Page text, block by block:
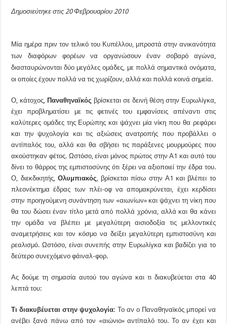
Δημοσιεύτηκε στις 20 Φεβρουαρίου 2010
Μία ημέρα πριν τον τελικό του Κυπέλλου, μπροστά στην ανικανότητα
των διαφόρων φορέων να οργανώσουν έναν σοβαρό αγώνα,
διασταυρώνονται δύο μεγάλες ομάδες, με πολλά σημαντικά ονόματα,
οι οποίες έχουν πολλά να τις χωρίζουν, αλλά και πολλά κοινά σημεία.
Ο, κάτοχος, Παναθηναϊκός βρίσκεται σε δεινή θέση στην Ευρωλίγκα,
έχει προβληματίσει με τις φετινές του εμφανίσεις απέναντι στις
καλύτερες ομάδες της Ευρώπης και ψάχνει μία νίκη που θα ρεφάρει
και την ψυχολογία και τις αξιώσεις ανατροπής που προβάλλει ο
αντίπαλός του, αλλά και θα σβήσει τις παράξενες μουρμούρες που
ακούστηκαν φέτος. Ωστόσο, είναι μόνος πρώτος στην Α1 και αυτό του
δίνει το θάρρος της εμπιστοσύνης ότι ξέρει να αξιοποιεί την έδρα του.
Ο, διεκδικητής, Ολυμπιακός, βρίσκεται πίσω στην Α1 και βλέπει το
πλεονέκτημα έδρας των πλέι-οφ να απομακρύνεται, έχει κερδίσει
στην προηγούμενη συνάντηση των «αιωνίων» και ψάχνει τη νίκη που
θα του δώσει έναν τίτλο μετά από πολλά χρόνια, αλλά και θα κάνει
την ομάδα να βλέπει με μεγαλύτερη αισιοδοξία τις μελλοντικές
αναμετρήσεις και τον κόσμο να δείξει μεγαλύτερη εμπιστοσύνη και
ρεαλισμό. Ωστόσο, είναι συνεπής στην Ευρωλίγκα και βαδίζει για το
δεύτερο συνεχόμενο φάιναλ-φορ.
Ας δούμε τη σημασία αυτού του αγώνα και τι διακυβεύεται στα 40
λεπτά του:
Τι διακυβέυεται στην ψυχολογία:Το αν ο Παναθηναϊκός μπορεί να
ανέβει ξανά πάνω από τον «αιώνιο» αντίπαλό του. Το αν έχει και